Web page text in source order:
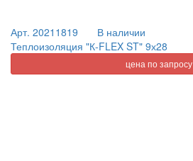
Арт. 20211819
В наличии
Теплоизоляция "К-FLEX ST" 9х28
цена по запросу